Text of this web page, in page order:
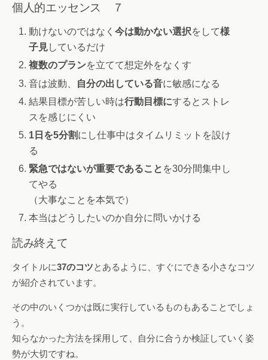
個人的エッセンス ７
動けないのではなく今は動かない選択をして様
子見しているだけ
複数のプランを立てて想定外をなくす
音は波動、 自分の出している音に敏感になる
結果目標が苦しい時は行動目標にするとストレ
スを感じにくい
1日を5分割にし仕事中はタイムリミットを設け
る
緊急ではないが重要であること を30分間集中し
てやる
（大事なことを本気で）
本当はどうしたいのか自分に問いかける
読み終えて
タイトルに37のコツとあるように、すぐにできる小さなコツ
が紹介されています。
その中のいくつかは既に実行しているものもあることでしょ
う。
知らなかった方法を採用して、自分に合うか検証していく姿
勢が大切ですね。